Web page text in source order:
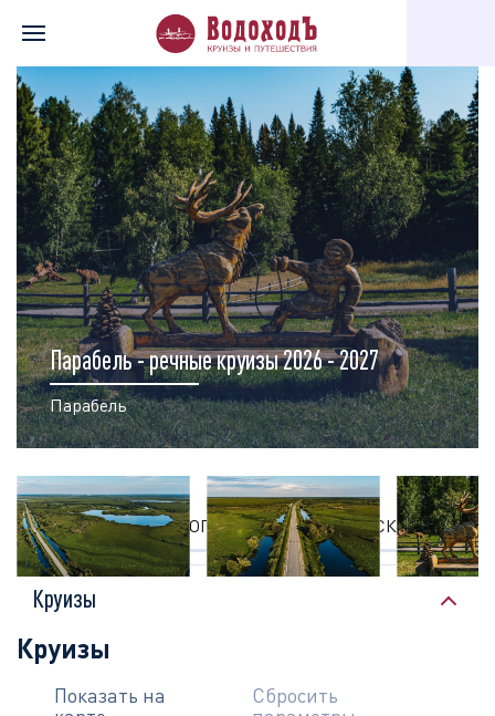
Главная Перечень всех доступных круизов
Парабель - речные круизы 2026 - 2027
Парабель
КРУИЗЫ ОПИСАНИЕ ЭКСКУРСИИ
Круизы
Круизы
Показать на
Сбросить